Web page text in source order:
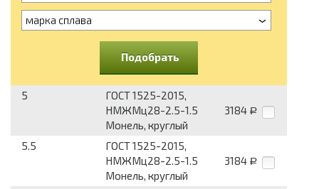
марка сплава
Подобрать
5
ГОСТ 1525-2015,
НМЖМц28-2.5-1.5
Монель, круглый
3184 Р
5.5
ГОСТ 1525-2015,
НМЖМц28-2.5-1.5
Монель, круглый
3184 Р